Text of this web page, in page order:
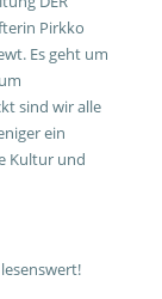
Pirkko
Es geht um
sind wir alle
ein
Kultur und